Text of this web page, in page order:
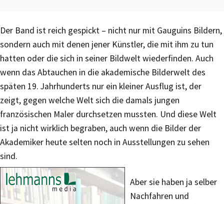
Der Band ist reich gespickt – nicht nur mit Gauguins Bildern,
sondern auch mit denen jener Künstler, die mit ihm zu tun
hatten oder die sich in seiner Bildwelt wiederfinden. Auch
wenn das Abtauchen in die akademische Bilderwelt des
späten 19. Jahrhunderts nur ein kleiner Ausflug ist, der
zeigt, gegen welche Welt sich die damals jungen
französischen Maler durchsetzen mussten. Und diese Welt
ist ja nicht wirklich begraben, auch wenn die Bilder der
Akademiker heute selten noch in Ausstellungen zu sehen
sind.
Aber sie haben ja selber
Nachfahren und